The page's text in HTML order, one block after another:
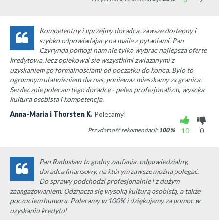
Kompetentny i uprzejmy doradca, zawsze dostepny i
szybko odpowiadajacy na maile z pytaniami. Pan
Czyrynda pomogl nam nie tylko wybrac najlepsza oferte
kredytowa, lecz opiekowal sie wszystkimi zwiazanymi z
uzyskaniem go formalnosciami od poczatku do konca. Bylo to
ogromnym ulatwieniem dla nas, poniewaz mieszkamy za granica.
Serdecznie polecam tego doradce - pelen profesjonalizm, wysoka
kultura osobista i kompetencja.
Anna-Maria i Thorsten K. Polecamy!
10
0
Przydatność rekomendacji: 100 %
Pan Radosław to godny zaufania, odpowiedzialny,
doradca finansowy, na którym zawsze można polegać.
Do sprawy podchodzi profesjonalnie i z dużym
zaangażowaniem. Odznacza się wysoką kulturą osobistą, a także
poczuciem humoru. Polecamy w 100% i dziękujemy za pomoc w
uzyskaniu kredytu!